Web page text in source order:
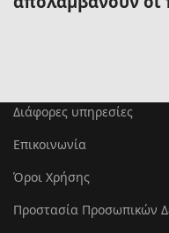
Διάφορες υπηρεσίες
Επικοινωνία
Όροι Χρήσης
Προστασία Προσωπικών